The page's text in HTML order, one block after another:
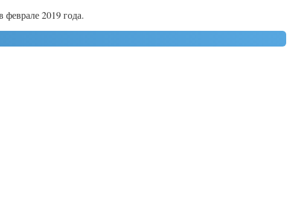
феврале 2019 года.